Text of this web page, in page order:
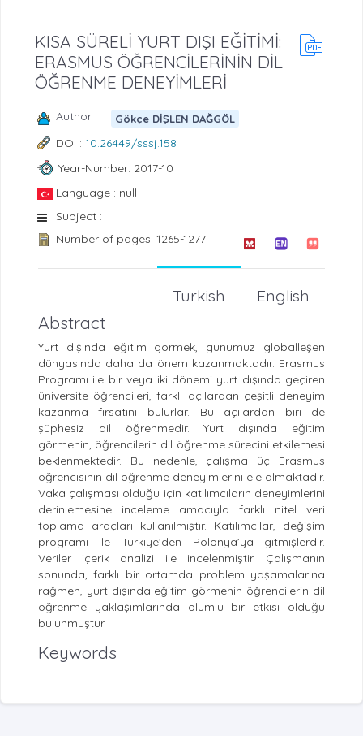
KISA SÜRELİ YURT DIŞI EĞİTİMİ:
ERASMUS ÖĞRENCİLERİNİN DİL
ÖĞRENME DENEYİMLERİ
Author : - Gökçe DİŞLEN DAĞGÖL
DOI : 10.26449/sssj.158
Year-Number: 2017-10
Language : null
Subject :
Number of pages: 1265-1277
English
Turkish
Abstract
Yurt dışında eğitim görmek, günümüz globalleşen
dünyasında daha da önem kazanmaktadır. Erasmus
Programı ile bir veya iki dönemi yurt dışında geçiren
üniversite öğrencileri, farklı açılardan çeşitli deneyim
kazanma fırsatını bulurlar. Bu açılardan biri de
şüphesiz dil öğrenmedir. Yurt dışında eğitim
görmenin, öğrencilerin dil öğrenme sürecini etkilemesi
beklenmektedir. Bu nedenle, çalışma üç Erasmus
öğrencisinin dil öğrenme deneyimlerini ele almaktadır.
Vaka çalışması olduğu için katılımcıların deneyimlerini
derinlemesine inceleme amacıyla farklı nitel veri
toplama araçları kullanılmıştır. Katılımcılar, değişim
programı ile Türkiye’den Polonya’ya gitmişlerdir.
Veriler içerik analizi ile incelenmiştir. Çalışmanın
sonunda, farklı bir ortamda problem yaşamalarına
rağmen, yurt dışında eğitim görmenin öğrencilerin dil
öğrenme yaklaşımlarında olumlu bir etkisi olduğu
bulunmuştur.
Keywords